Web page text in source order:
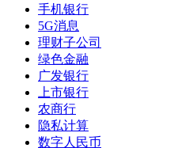
手机银行
5G消息
理财子公司
绿色金融
广发银行
上市银行
农商行
隐私计算
数字人民币